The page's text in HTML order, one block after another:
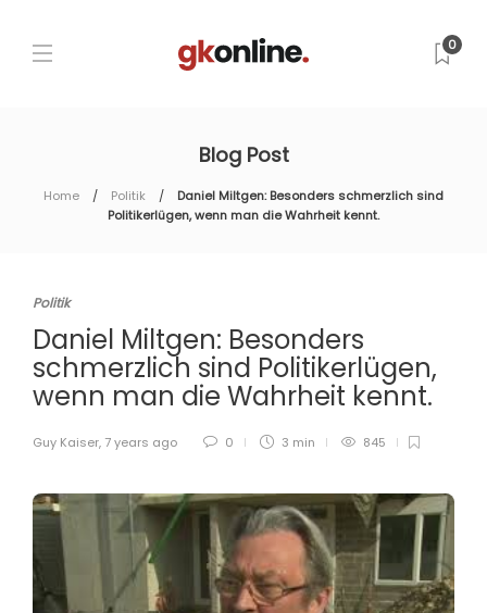
0
Blog Post
Home Politik
Daniel Miltgen: Besonders schmerzlich sind
Politikerlügen, wenn man die Wahrheit kennt.
Politik
Daniel Miltgen: Besonders
schmerzlich sind Politikerlügen,
wenn man die Wahrheit kennt.
Guy Kaiser, 7 years ago 0 3 min 845